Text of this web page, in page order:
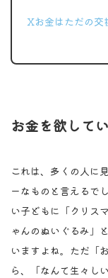
Xお金はただの交
お金を欲して
これは、多くの人に
ーなものと言えるで
い子どもに「クリス
ゃんのぬいぐるみ」
いますよね。ただ「
ら、「なんて生々し